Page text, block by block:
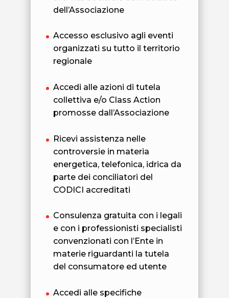
dell’Associazione
Accesso esclusivo agli eventi
organizzati su tutto il territorio
regionale
Accedi alle azioni di tutela
collettiva e/o Class Action
promosse dall’Associazione
Ricevi assistenza nelle
controversie in materia
energetica, telefonica, idrica da
parte dei conciliatori del
CODICI accreditati
Consulenza gratuita con i legali
e con i professionisti specialisti
convenzionati con l’Ente in
materie riguardanti la tutela
del consumatore ed utente
Accedi alle specifiche